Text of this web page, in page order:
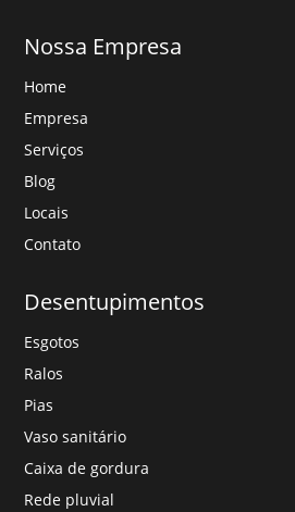
Nossa Empresa
Home
Empresa
Serviços
Blog
Locais
Contato
Desentupimentos
Esgotos
Ralos
Pias
Vaso sanitário
Caixa de gordura
Rede pluvial